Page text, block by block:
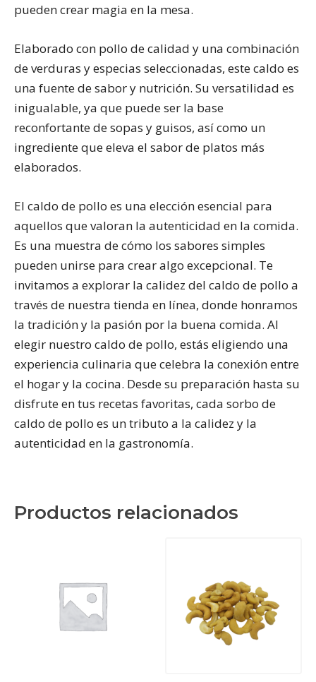
pueden crear magia en la mesa.
Elaborado con pollo de calidad y una combinación
de verduras y especias seleccionadas, este caldo es
una fuente de sabor y nutrición. Su versatilidad es
inigualable, ya que puede ser la base
reconfortante de sopas y guisos, así como un
ingrediente que eleva el sabor de platos más
elaborados.
El caldo de pollo es una elección esencial para
aquellos que valoran la autenticidad en la comida.
Es una muestra de cómo los sabores simples
pueden unirse para crear algo excepcional. Te
invitamos a explorar la calidez del caldo de pollo a
través de nuestra tienda en línea, donde honramos
la tradición y la pasión por la buena comida. Al
elegir nuestro caldo de pollo, estás eligiendo una
experiencia culinaria que celebra la conexión entre
el hogar y la cocina. Desde su preparación hasta su
disfrute en tus recetas favoritas, cada sorbo de
caldo de pollo es un tributo a la calidez y la
autenticidad en la gastronomía.
Productos relacionados